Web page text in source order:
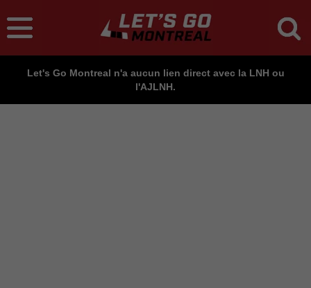
Let's Go Montreal n'a aucun lien direct avec la LNH ou
l'AJLNH.